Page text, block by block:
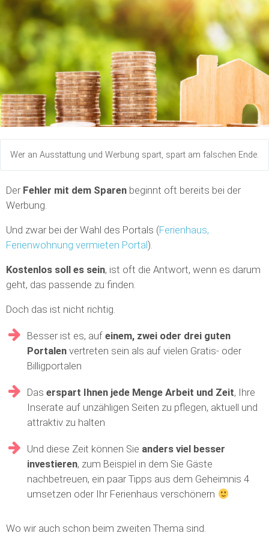
Wer an Ausstattung und Werbung spart, spart am falschen Ende.
Der Fehler mit dem Sparen beginnt oft bereits bei der
Werbung.
Und zwar bei der Wahl des Portals (Ferienhaus,
Ferienwohnung vermieten Portal).
Kostenlos soll es sein, ist oft die Antwort, wenn es darum
geht, das passende zu finden.
Doch das ist nicht richtig.
Besser ist es, auf einem, zwei oder drei guten
Portalen vertreten sein als auf vielen Gratis- oder
Billigportalen
Daserspart Ihnen jede Menge Arbeit und Zeit, Ihre
Inserate auf unzähligen Seiten zu pflegen, aktuell und
attraktiv zu halten
Und diese Zeit können Sie anders viel besser
investieren, zum Beispiel in dem Sie Gäste
nachbetreuen, ein paar Tipps aus dem Geheimnis 4
umsetzen oder Ihr Ferienhaus verschönern
Wo wir auch schon beim zweiten Thema sind.